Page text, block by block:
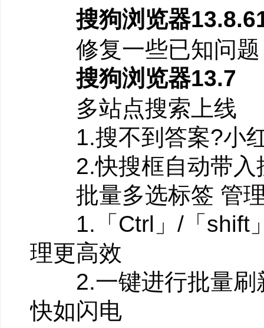
完整。
3、组内标签支持快
搜狗浏览器
修复一些已知问题
搜狗浏览器13.7
多站点搜索上线
1.搜不到答案?小红
2.快搜框自动带入
批量多选标签 管理
1.「Ctrl」/「shift」
理更高效
2.一键进行批量刷
快如闪电